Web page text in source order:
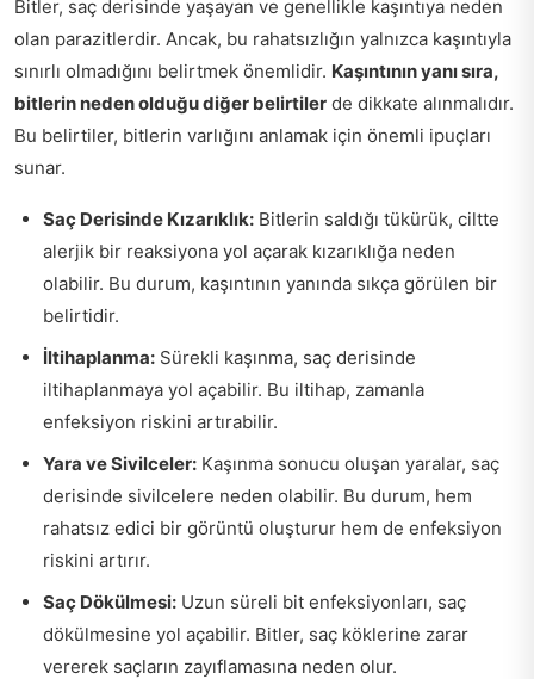
Bitler, saç derisinde yaşayan ve genellikle kaşıntıya neden
olan parazitlerdir. Ancak, bu rahatsızlığın yalnızca kaşıntıyla
sınırlı olmadığını belirtmek önemlidir. Kaşıntının yanı sıra,
bitlerin neden olduğu diğer belirtiler de dikkate alınmalıdır.
Bu belirtiler, bitlerin varlığını anlamak için önemli ipuçları
sunar.
Saç Derisinde Kızarıklık: Bitlerin saldığı tükürük, ciltte
alerjik bir reaksiyona yol açarak kızarıklığa neden
olabilir. Bu durum, kaşıntının yanında sıkça görülen bir
belirtidir.
İltihaplanma: Sürekli kaşınma, saç derisinde
iltihaplanmaya yol açabilir. Bu iltihap, zamanla
enfeksiyon riskini artırabilir.
Yara ve Sivilceler: Kaşınma sonucu oluşan yaralar, saç
derisinde sivilcelere neden olabilir. Bu durum, hem
rahatsız edici bir görüntü oluşturur hem de enfeksiyon
riskini artırır.
Saç Dökülmesi: Uzun süreli bit enfeksiyonları, saç
dökülmesine yol açabilir. Bitler, saç köklerine zarar
vererek saçların zayıflamasına neden olur.